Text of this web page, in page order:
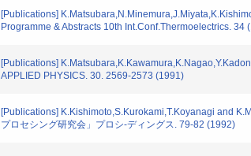
[Publications]
Programme & Abstracts 10th Int.Conf.Thermoelectrics. 34
[Publications]
APPLIED PHYSICS. 30. 2569-2573 (1991)
[Publications] K.Kishimoto,S.Kurokami,T.Koyanagi and
プロセシング研究会」プロシ-ディングス. 79-82 (1992)